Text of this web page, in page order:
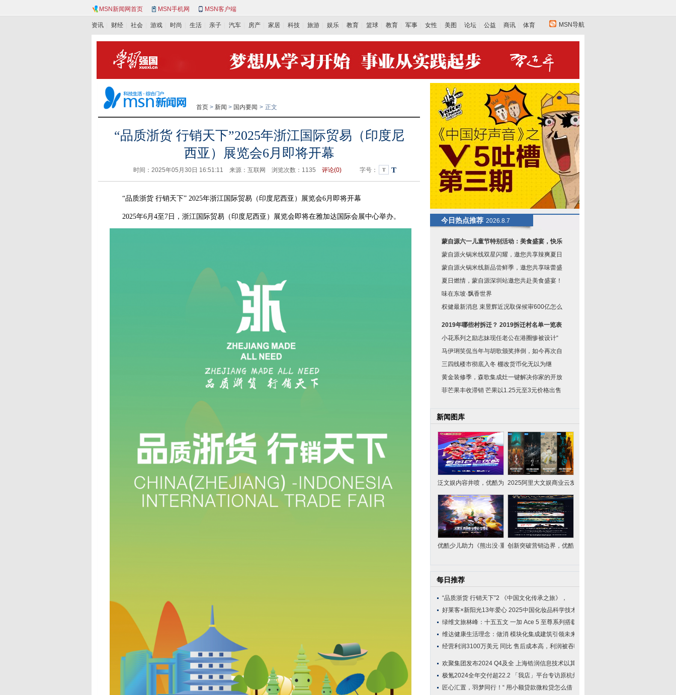
MSN新闻网首页 MSN手机网 MSN客户端
MSN导航
资讯 财经 社会 游戏 时尚 生活 亲子 汽车 房产 家居 科技 旅游 娱乐 教育 篮球 教育 军事 女性 美图 论坛 公益 商讯 体育
首页 > 新闻 > 国内要闻 > 正文
“品质浙货 行销天下”2025年浙江国际贸易（印度尼
西亚）展览会6月即将开幕
时间：2025年05月30日 16:51:11 来源：互联网 浏览次数： 1135 评论(0) 字号： T T
“品质浙货 行销天下” 2025年浙江国际贸易（印度尼西亚）展览会6月即将开幕
2025年6月4至7日，浙江国际贸易（印度尼西亚）展览会即将在雅加达国际会展中心举办。 今日热点推荐 2026.8.7
蒙自源六一儿童节特别活动：美食盛宴，快乐
蒙自源火锅米线双星闪耀，邀您共享辣爽夏日
蒙自源火锅米线新品尝鲜季，邀您共享味蕾盛
夏日燃情，蒙自源深圳站邀您共赴美食盛宴！
味在东坡·飘香世界
权健最新消息 束昱辉近况取保候审600亿怎么
2019年哪些村拆迁？ 2019拆迁村名单一览表
小花系列之励志妹现任老公在港圈惨被设计“
马伊琍笑侃当年与胡歌颁奖摔倒，如今再次自
三四线楼市彻底入冬 棚改货币化无以为继
黄金装修季，森歌集成灶一键解决你家的开放
菲芒果丰收滞销 芒果以1.25元至3元价格出售
新闻图库
泛文娱内容井喷，优酷为品牌2025阿里大文娱商业云发布|2
优酷少儿助力《熊出没·重启创新突破营销边界，优酷斩获
每日推荐
“品质浙货 行销天下”2
《中国文化传承之旅》，
好莱客×新阳光13年爱心 2025中国化妆品科学技术
绿维文旅林峰：十五五文 一加 Ace 5 至尊系列搭载
维达健康生活理念：做消 模块化集成建筑引领未来
经营利润3100万美元 同比 售后成本高，利润被吞噬
欢聚集团发布2024 Q4及全 上海锆润信息技术以其强
极氪2024全年交付超22.2
「我店」平台专访原杭州
匠心汇置，羽梦同行！“ 用小额贷款微粒贷怎么借